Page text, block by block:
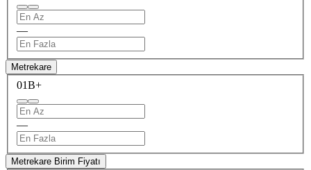
—
Metrekare
01B+
—
Metrekare Birim Fiyatı